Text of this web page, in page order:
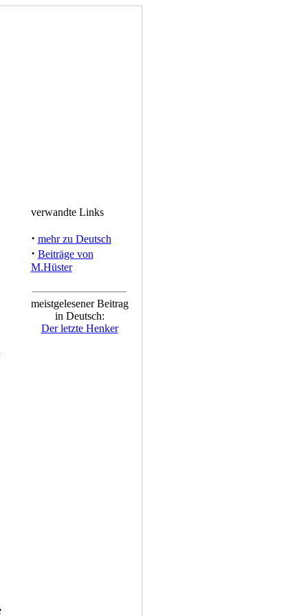
verwandte Links
· mehr zu Deutsch
· Beiträge von
M.Hüster
meistgelesener Beitrag
in Deutsch:
Der letzte Henker